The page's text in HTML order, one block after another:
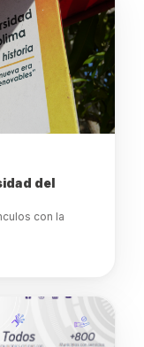
del
con la